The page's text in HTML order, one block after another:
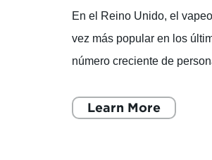
En el Reino Unido, el
vez más popular en los
número creciente de
electrónicos. C
Learn More